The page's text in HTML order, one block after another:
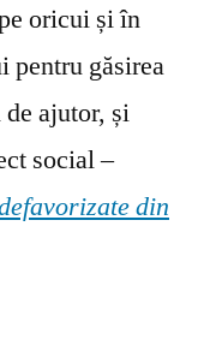
oricui și în
pentru găsirea
ajutor, și
social –
din